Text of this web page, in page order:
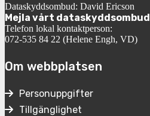
Dataskyddsombud: David Ericson
Mejla vårt dataskyddsombud
Telefon lokal kontaktperson:
072-535 84 22 (Helene Engh, VD)
Om webbplatsen
Personuppgifter
Tillgänglighet